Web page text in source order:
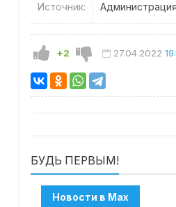
Источник:
+2 27.04.2022
БУДЬ ПЕРВЫМ!